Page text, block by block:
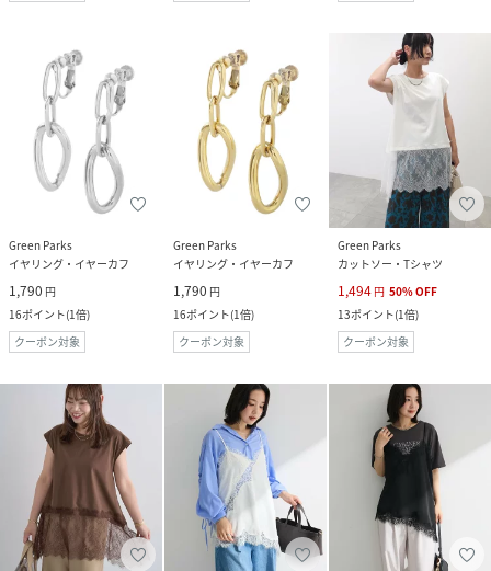
Green Parks
イヤリング・イヤーカフ
1,790 円
16ポイント(1倍)
クーポン対象
Green Parks
イヤリング・イヤーカフ
1,790 円
16ポイント(1倍)
クーポン対象
Green Parks
カットソー・Tシャツ
1,494 円 50%OFF
13ポイント(1倍)
クーポン対象